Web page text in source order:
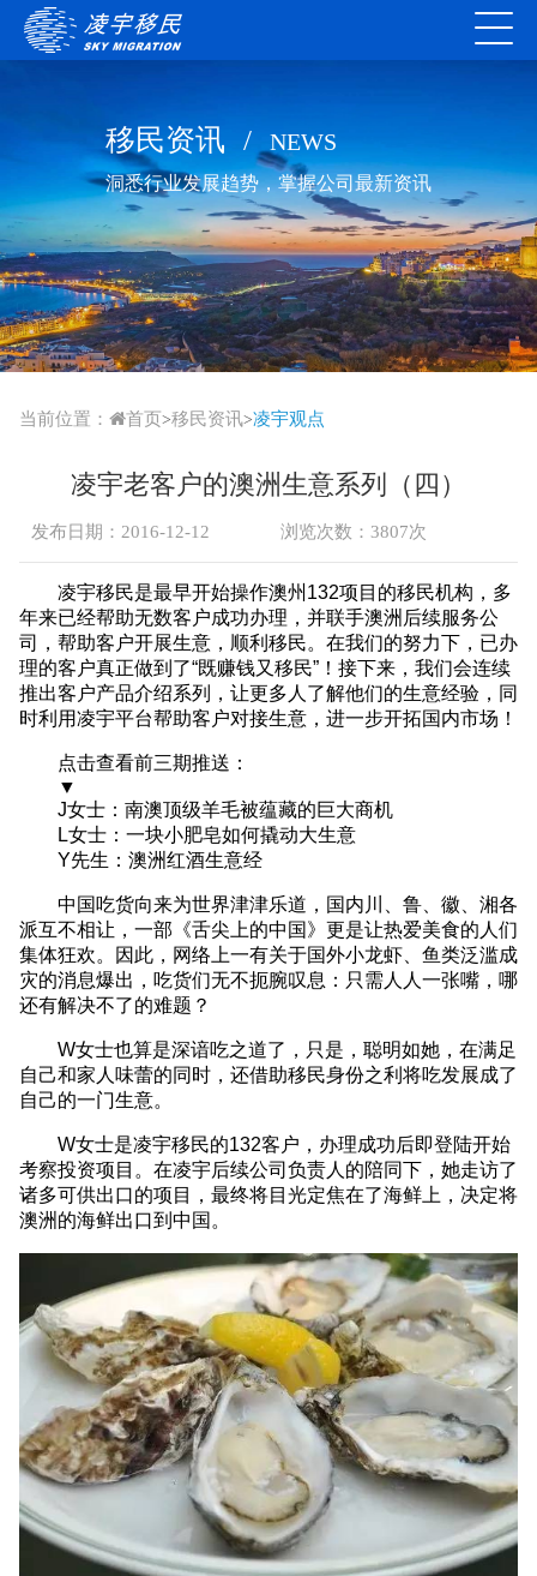
移民资讯 / NEWS
洞悉行业发展趋势，掌握公司最新资讯
当前位置： 首页>移民资讯>凌宇观点
凌宇老客户的澳洲生意系列（四）
发布日期：2016-12-12 浏览次数：3807次
凌宇移民是最早开始操作澳州132项目 的移民机构，多
年来已经帮助无数客户成功办理，并联手澳洲后续服务公
司，帮助客户开展生意，顺利移民。在我们的努力下，已办
理的客户真正做到了“既赚钱又移民”！接下来，我们会连续
推出客户产品介绍系列，让更多人了解他们的生意经验，同
时利用凌宇平台帮助客户对接生意，进一步开拓国内市场！
点击查看前三期推送：
▼
J女士：南澳顶级羊毛被蕴藏的巨大商机
L女士：一块小肥皂如何撬动大生意
Y先生：澳洲红酒生意经
中国吃货向来为世界津津乐道，国内川、鲁、徽、湘各
派互不相让，一部《舌尖上的中国》更是让热爱美食的人们
集体狂欢。因此，网络上一有关于国外小龙虾、鱼类泛滥成
灾的消息爆出，吃货们无不扼腕叹息：只需人人一张嘴，哪
还有解决不了的难题？
W女士也算是深谙吃之道了，只是，聪明如她，在满足
自己和家人味蕾的同时，还借助移民身份之利将吃发展成了
自己的一门生意。
W女士是凌宇移民的132客户，办理成功后即登陆开始
考察投资项目。在凌宇后续公司负责人的陪同下，她走访了
诸多可供出口的项目，最终将目光定焦在了海鲜上，决定将
澳洲的海鲜出口到中国。